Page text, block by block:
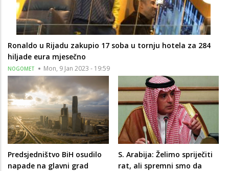
Ronaldo u Rijadu zakupio 17 soba u tornju hotela za 284
hiljade eura mjesečno
NOGOMET Mon, 9 Jan 2023 - 19:59
Predsjedništvo BiH osudilo
napade na glavni grad
S. Arabija: Želimo spriječiti
rat, ali spremni smo da